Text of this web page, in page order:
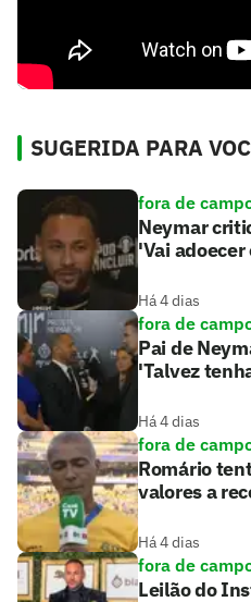
SUGERIDA PARA
fora de
Neymar
'Vai
Há 4 dias
fora de
Pai de
'Talvez
Há 4 dias
fora de
Romário
valores a
Há 4 dias
fora de
Leilão do